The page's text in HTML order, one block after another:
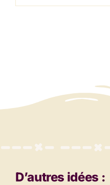
D’autres idées :